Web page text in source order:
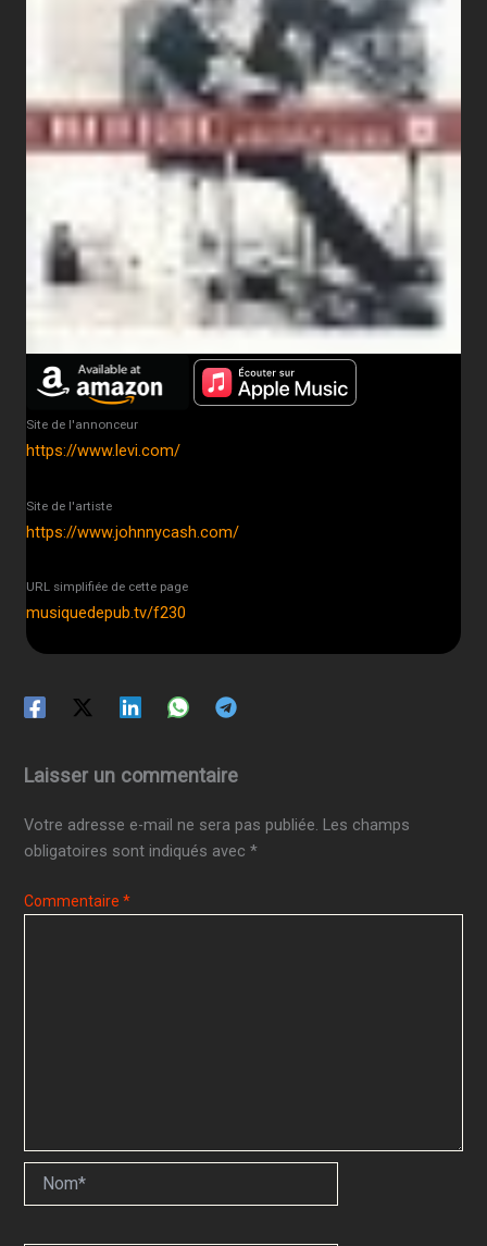
Site de l'annonceur
https://www.levi.com/
Site de l'artiste
https://www.johnnycash.com/
URL simplifiée de cette page
musiquedepub.tv/f230
Laisser un commentaire
Votre adresse e-mail ne sera pas publiée. Les champs
obligatoires sont indiqués avec*
Commentaire*